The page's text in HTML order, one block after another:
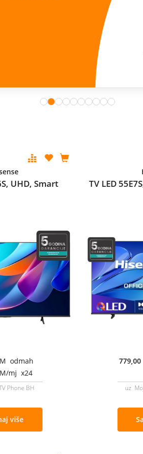
UHD, Smart
odmah
mj x24
Phone BH
više
TV LED
779,00
uz